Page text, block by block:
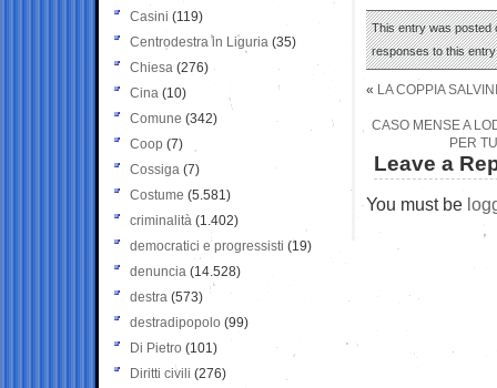
This entry was posted
responses to this
« LA COPPIA
CASO MENSE A
PER
Leave a
You must be
Casini (119)
Centrodestra in Liguria (35)
Chiesa (276)
Cina (10)
Comune (342)
Coop (7)
Cossiga (7)
Costume (5.581)
criminalità (1.402)
democratici e progressisti (19)
denuncia (14.528)
destra (573)
destradipopolo (99)
Di Pietro (101)
Diritti civili (276)